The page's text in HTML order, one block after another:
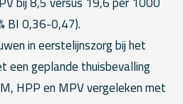
BI 0,36-0,47).
in eerstelijnszorg bij het
een geplande thuisbevalling
HPP en MPV vergeleken met